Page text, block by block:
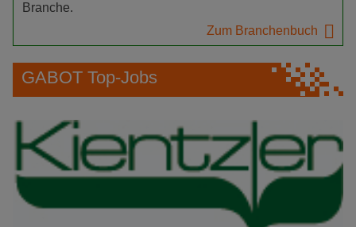
Branche.
Zum Branchenbuch
GABOT Top-Jobs